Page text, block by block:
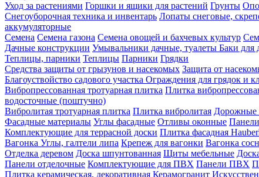
Уход за растениями Горшки и ящики для растений Грунты
Снегоуборочная техника и инвентарь Лопаты снеговые,
аккумуляторные
Семена Семена газона Семена овощей и бахчевых культур
Дачные конструкции Умывальники дачные, туалеты Баки для
Теплицы, парники Теплицы Парники Грядки
Средства защиты от грызунов и насекомых Защита от
Благоуствойство садового участка Ограждения для грядок и
Вибропрессованная тротуарная плитка Плитка
водосточные (поштучно)
Вибролитая тротуарная плитка Плитка вибролитая Дорожные
Фасадные материалы Углы фасадные Отливы оконные
Комплектующие для террасной доски Плитка фасадная
Вагонка Углы, галтели липа Крепеж для вагонки Вагонка
Отделка деревом Доска шпунтованная Щиты мебельные
Панели отделочные Комплектующие для ПВХ Панели ПВХ
Плитка керамическая, декоративная Керамогранит